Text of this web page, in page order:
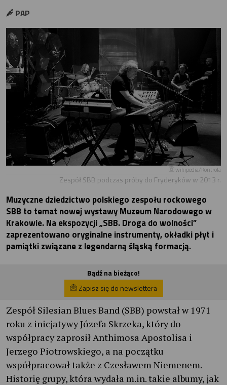
PAP
wikipedia/Kontrola
Zespół SBB podczas próby do Fryderyków w 2013 r.
Muzyczne dziedzictwo polskiego zespołu rockowego
SBB to temat nowej wystawy Muzeum Narodowego w
Krakowie. Na ekspozycji „SBB. Droga do wolności”
zaprezentowano oryginalne instrumenty, okładki płyt i
pamiątki związane z legendarną śląską formacją.
Bądź na bieżąco!
Zapisz się do newslettera
Zespół Silesian Blues Band (SBB) powstał w 1971
roku z inicjatywy Józefa Skrzeka, który do
współpracy zaprosił Anthimosa Apostolisa i
Jerzego Piotrowskiego, a na początku
współpracował także z Czesławem Niemenem.
Historię grupy, która wydała m.in. takie albumy, jak